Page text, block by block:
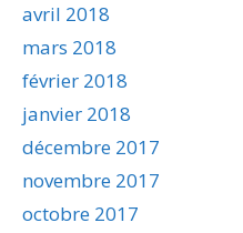
avril 2018
mars 2018
février 2018
janvier 2018
décembre 2017
novembre 2017
octobre 2017